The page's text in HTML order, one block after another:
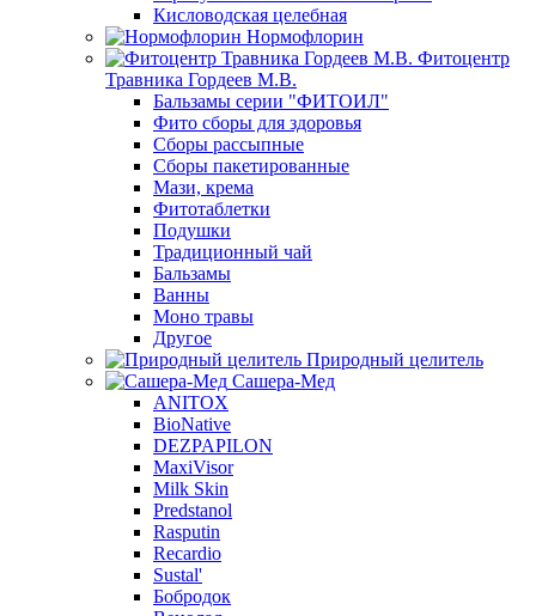
Кисловодская целебная
Нормофлорин
Фитоцентр
Травника Гордеев М.В.
Бальзамы серии "ФИТОИЛ"
Фито сборы для здоровья
Сборы рассыпные
Сборы пакетированные
Мази, крема
Фитотаблетки
Подушки
Традиционный чай
Бальзамы
Ванны
Моно травы
Другое
Природный целитель
Сашера-Мед
ANITOX
BioNative
DEZPAPILON
MaxiVisor
Milk Skin
Predstanol
Rasputin
Recardio
Sustal'
Бобродок